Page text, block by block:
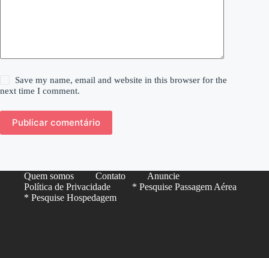
Save my name, email and website in this browser for the
next time I comment.
Publicar comentário
Quem somos Contato
Anuncie
Política de Privacidade
* Pesquise Passagem Aérea
* Pesquise Hospedagem